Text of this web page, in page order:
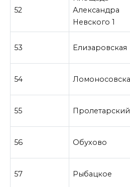
52
Александра
Невского 1
53 Елизаровская
54
55 Пролетарский
56 Обухово
57 Рыбацкое